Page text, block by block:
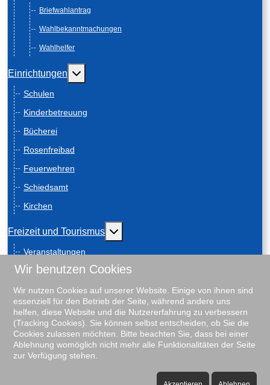
Briefwahlantrag
Wahlbekanntmachungen
Wahlhelfer
Einrichtungen Weitere Informationen: Einrichtungen
Schulen
Kinderbetreuung
Bücherei
Rosenfreibad
Feuerwehren
Schiedsamt
Kirchen
Freizeit und Tourismus Weitere Informationen: Freizeit und
Veranstaltungen
Anreise
Geschichte
Schiebenscheeten
Gästeführungen
Unterkunftsverzeichnis
Wir benutzen Cookies
Wir nutzen Cookies auf unserer Website. Einige von ihnen sind
essenziell für den Betrieb der Seite, während andere uns
helfen, diese Website und die Nutzererfahrung zu verbessern
(Tracking Cookies). Sie können selbst entscheiden, ob Sie die
Cookies zulassen möchten. Bitte beachten Sie, dass bei einer
Ablehnung womöglich nicht mehr alle Funktionalitäten der Seite
zur Verfügung stehen.